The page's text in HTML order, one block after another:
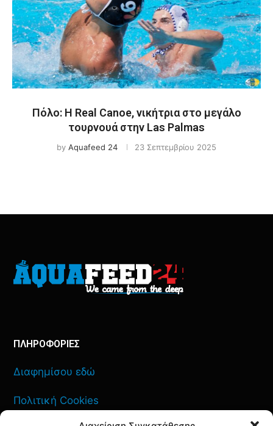
Πόλο: Η Real Canoe, νικήτρια στο μεγάλο
τουρνουά στην Las Palmas
by Aquafeed 24 23 Σεπτεμβρίου 2025
ΠΛΗΡΟΦΟΡΙΕΣ
Διαφημίσου εδώ
Πολιτική Cookies